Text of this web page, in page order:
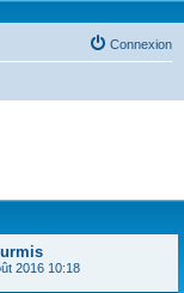
Connexion
2016 10:18